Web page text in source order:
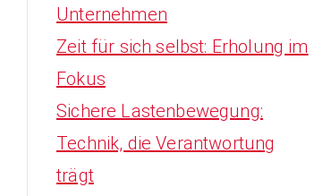
Unternehmen
Zeit für sich selbst: Erholung im
Fokus
Sichere Lastenbewegung:
Technik, die Verantwortung
trägt